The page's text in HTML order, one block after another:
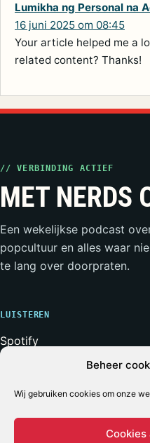
Beheer
Wij gebruiken cookies om onze
Lumikha ng Personal na
16 juni 2025 om 08:45
Your article helped me a
related content? Thanks!
// VERBINDING ACTIEF
MET NERDS
Een wekelijkse podcast
popcultuur en alles waar
te lang over doorpraten.
LUISTEREN
Spotify
RSS-feed